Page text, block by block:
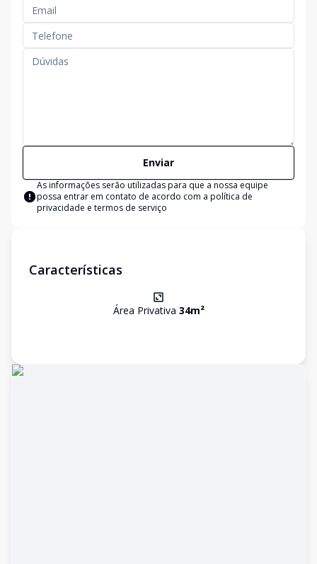
Enviar
As informações serão utilizadas para que a nossa equipe
possa entrar em contato de acordo com a política de
privacidade e termos de serviço
Características
Área Privativa 34m²